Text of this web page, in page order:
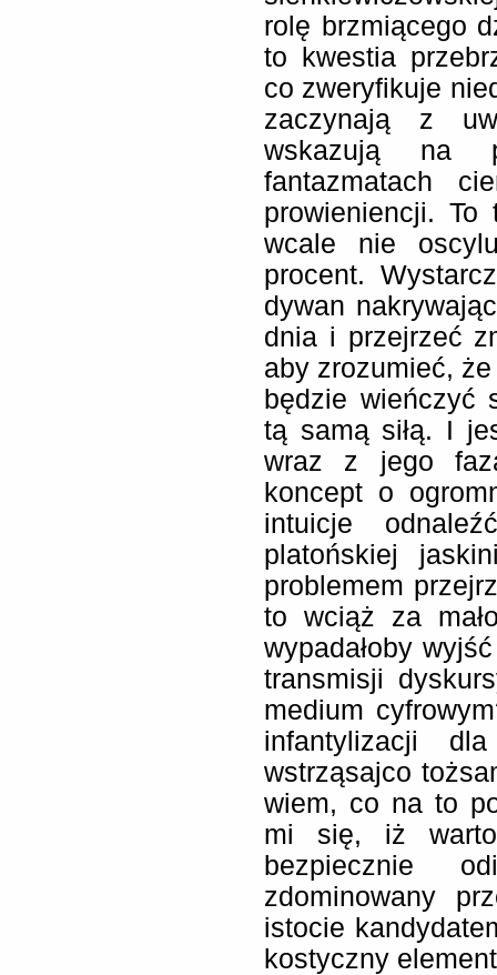
rolę brzmiącego
to kwestia
co zweryfikuje
zaczynają z
wskazują na
fantazmatach
prowieniencji. To
wcale nie
procent.
dywan
dnia i przejrzeć
aby zrozumieć,
będzie wieńczyć
tą samą siłą. I
wraz z jego
koncept o
intuicje
platońskiej
problemem
to wciąż za
wypadałoby
transmisji
medium
infantylizacji
wstrząsajco
wiem, co na to
mi się, iż
bezpiecznie
zdominowany
istocie
kostyczny